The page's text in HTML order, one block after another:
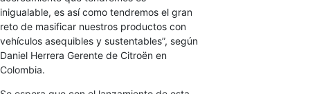
inigualable, es así como tendremos el gran
reto de masificar nuestros productos con
vehículos asequibles y sustentables”, según
Daniel Herrera Gerente de Citroën en
Colombia.